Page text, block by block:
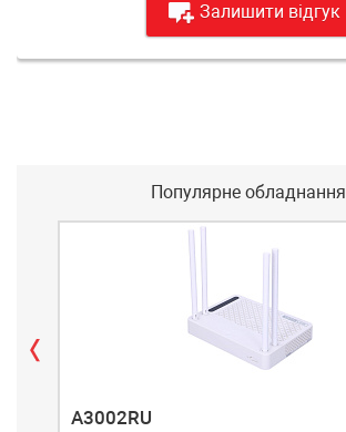
Залишити відгук
Популярне обладнання
A3002RU